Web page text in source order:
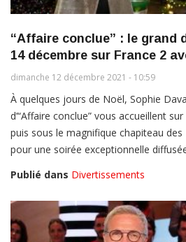
“Affaire conclue” : le grand
14 décembre sur France 2
dimanche 12 décembre 2021 - 10:59
À quelques jours de Noël, Sophie
d’“Affaire conclue” vous accueillent
puis sous le magnifique chapiteau des
pour une soirée exceptionnelle
Publié dans Divertissements